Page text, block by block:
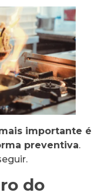
importante é
preventiva.
do